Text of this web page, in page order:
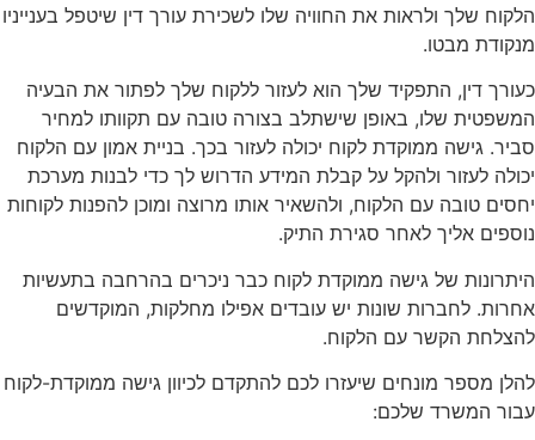
הלקוח שלך ולראות את החוויה שלו לשכירת עורך דין שיטפל בענייניו
מנקודת מבטו.
כעורך דין, התפקיד שלך הוא לעזור ללקוח שלך לפתור את הבעיה
המשפטית שלו, באופן שישתלב בצורה טובה עם תקוותו למחיר
סביר. גישה ממוקדת לקוח יכולה לעזור בכך. בניית אמון עם הלקוח
יכולה לעזור ולהקל על קבלת המידע הדרוש לך כדי לבנות מערכת
יחסים טובה עם הלקוח, ולהשאיר אותו מרוצה ומוכן להפנות לקוחות
נוספים אליך לאחר סגירת התיק.
היתרונות של גישה ממוקדת לקוח כבר ניכרים בהרחבה בתעשיות
אחרות. לחברות שונות יש עובדים אפילו מחלקות, המוקדשים
להצלחת הקשר עם הלקוח.
להלן מספר מונחים שיעזרו לכם להתקדם לכיוון גישה ממוקדת-לקוח
עבור המשרד שלכם: